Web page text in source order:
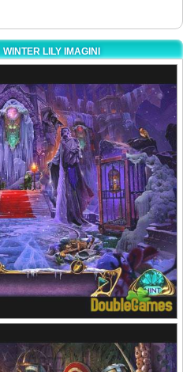
LILY IMAGINI